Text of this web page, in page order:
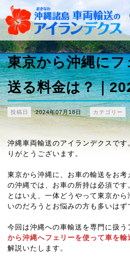
東京から沖縄に
送る料金は？｜
投稿日 2024年07月18日 カテゴリー
沖縄車両輸送のアイランデクスで
りがとうございます。
東京から沖縄に、お車の輸送をお
の沖縄では、お車の所持は必須です
とはいえ、一体どうやって東京か
いのだろうとお悩みの方も多いはず
今回は沖縄への車輸送を専門に扱う
から沖縄へフェリーを使って車を輸
解説 いたします。